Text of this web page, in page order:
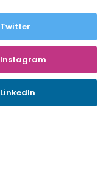
Twitter
Instagram
LinkedIn